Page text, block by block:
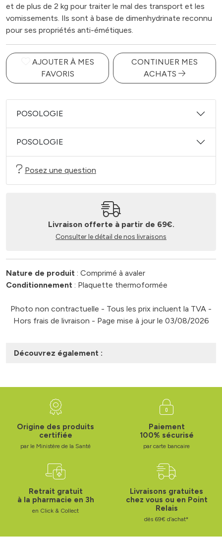
et de plus de 2 kg pour traiter le mal des transport et les
vomissements. Ils sont à base de dimenhydrinate reconnu
pour ses propriétés anti-émétiques.
AJOUTER À MES
FAVORIS
CONTINUER MES
ACHATS
POSOLOGIE
POSOLOGIE
Posez une question
Livraison offerte à partir de 69€.
Consulter le détail de nos livraisons
Nature de produit : Comprimé à avaler
Conditionnement : Plaquette thermoformée
Photo non contractuelle - Tous les prix incluent la TVA -
Hors frais de livraison - Page mise à jour le 03/08/2026
Découvrez également :
Origine des produits
certifiée
par le Ministère de la Santé
Paiement
100% sécurisé
par carte bancaire
Retrait gratuit
à la pharmacie en 3h
en Click & Collect
Livraisons gratuites
chez vous ou en Point
Relais
dès 69€ d’achat*